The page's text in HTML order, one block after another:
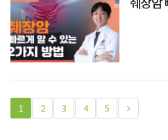
1 2 3 4 5